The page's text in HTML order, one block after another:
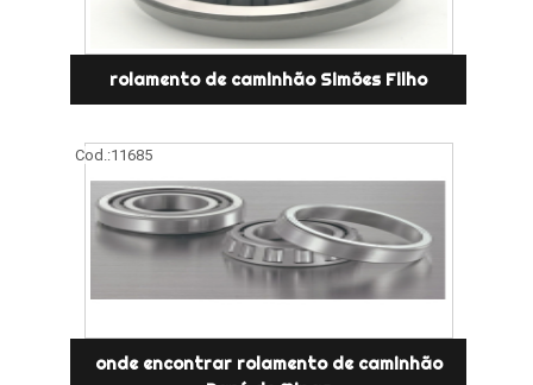
rolamento de caminhão Simões Filho
Cod.:11685
onde encontrar rolamento de caminhão